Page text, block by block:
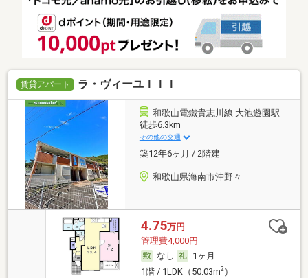
賃貸アパート ラ・ヴィーユＩＩＩ
和歌山電鐵貴志川線 大池遊園駅
徒歩6.3km
その他の交通
築12年6ヶ月 / 2階建
和歌山県海南市沖野々
4.75万円
管理費4,000円
なし
1ヶ月
1階 / 1LDK（50.03m2）